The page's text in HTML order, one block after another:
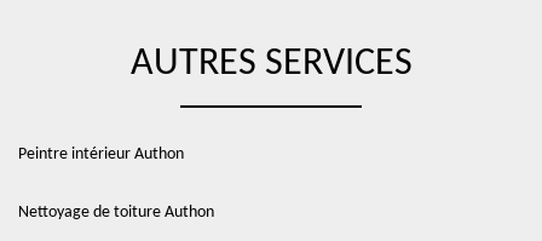
AUTRES SERVICES
Peintre intérieur Authon
Nettoyage de toiture Authon